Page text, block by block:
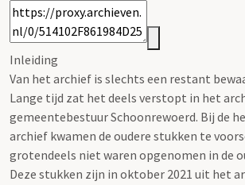
Inleiding
Van het archief is slechts een restant
Lange tijd zat het deels verstopt in het
gemeentebestuur Schoonrewoerd. Bij de
archief kwamen de oudere stukken te
grotendeels niet waren opgenomen in de
Deze stukken zijn in oktober 2021 uit het